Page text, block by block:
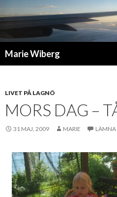
Marie Wiberg
LIVET PÅ LAGNÖ
MORS DAG –
31 MAJ, 2009 MARIE LÄMNA